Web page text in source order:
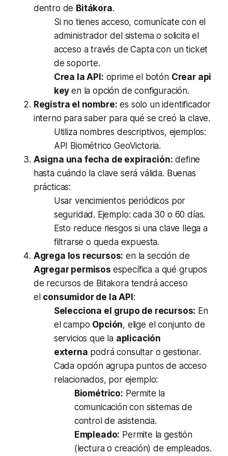
dentro de Bitákora.
Si no tienes acceso, comunícate con el
administrador del sistema o solicita el
acceso a través de Capta con un ticket
de soporte.
Crea la API: oprime el botón Crear api
keyen la opción de configuración.
Registra el nombre: es solo un identificador
interno para saber para qué se creó la clave.
Utiliza nombres descriptivos, ejemplos:
API Biométrico GeoVictoria.
Asigna una fecha de expiración: define
hasta cuándo la clave será válida. Buenas
prácticas:
Usar vencimientos periódicos por
seguridad. Ejemplo: cada 30 o 60 días.
Esto reduce riesgos si una clave llega a
filtrarse o queda expuesta.
Agrega los recursos: en la sección de
Agregar permisos específica a qué grupos
de recursos de Bitakora tendrá acceso
el consumidor de la API:
Selecciona el grupo de recursos: En
el campo Opción, elige el conjunto de
servicios que la aplicación
externa podrá consultar o gestionar.
Cada opción agrupa puntos de acceso
relacionados, por ejemplo:
Biométrico: Permite la
comunicación con sistemas de
control de asistencia.
Empleado: Permite la gestión
(lectura o creación) de empleados.